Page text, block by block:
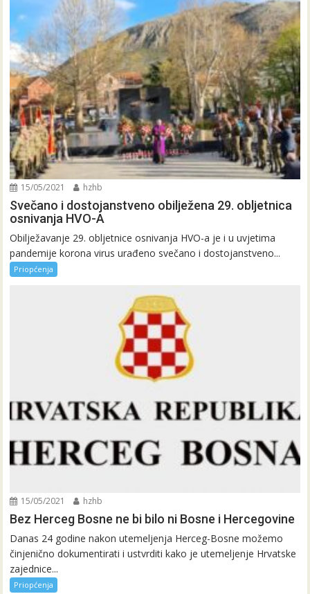
15/05/2021 hzhb
Svečano i dostojanstveno obilježena 29. obljetnica
osnivanja HVO-A
Obilježavanje 29. obljetnice osnivanja HVO-a je i u uvjetima
pandemije korona virus urađeno svečano i dostojanstveno...
Priopćenja
15/05/2021 hzhb
Bez Herceg Bosne ne bi bilo ni Bosne i Hercegovine
Danas 24 godine nakon utemeljenja Herceg-Bosne možemo
činjenično dokumentirati i ustvrditi kako je utemeljenje Hrvatske
zajednice...
Priopćenja